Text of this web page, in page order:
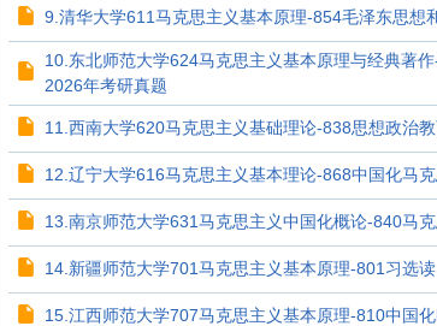
9.清华大学611马克思主义基本原理-854毛泽东思
10.东北师范大学624马克思主义基本原理与经典著
2026年考研真题
11.西南大学620马克思主义基础理论-838思想政治
12.辽宁大学616马克思主义基本理论-868中国化马
13.南京师范大学631马克思主义中国化概论-840马
14.新疆师范大学701马克思主义基本原理-801习选
15.江西师范大学707马克思主义基本原理-810中国